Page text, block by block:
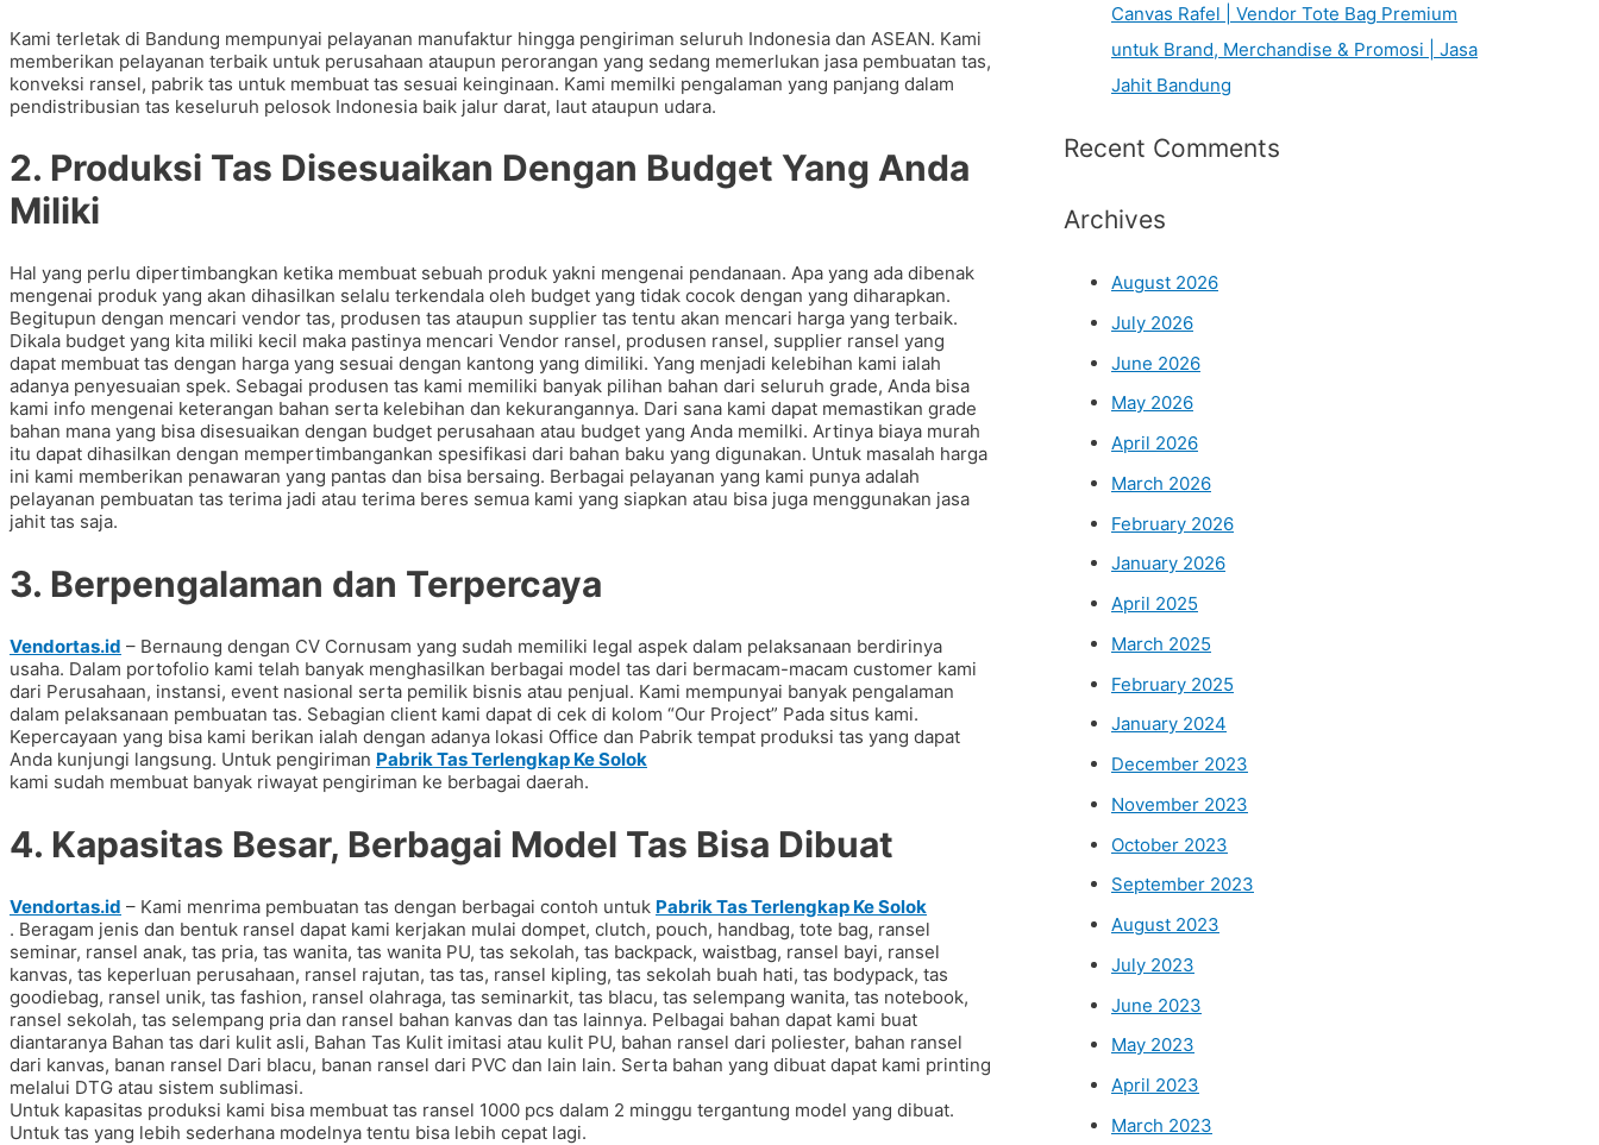
Kami terletak di Bandung mempunyai pelayanan manufaktur hingga pengiriman seluruh Indonesia dan ASEAN. Kami
memberikan pelayanan terbaik untuk perusahaan ataupun perorangan yang sedang memerlukan jasa pembuatan tas,
konveksi ransel, pabrik tas untuk membuat tas sesuai keinginaan. Kami memilki pengalaman yang panjang dalam
pendistribusian tas keseluruh pelosok Indonesia baik jalur darat, laut ataupun udara.
2. Produksi Tas Disesuaikan Dengan Budget Yang Anda
Miliki
Hal yang perlu dipertimbangkan ketika membuat sebuah produk yakni mengenai pendanaan. Apa yang ada dibenak
mengenai produk yang akan dihasilkan selalu terkendala oleh budget yang tidak cocok dengan yang diharapkan.
Begitupun dengan mencari vendor tas, produsen tas ataupun supplier tas tentu akan mencari harga yang terbaik.
Dikala budget yang kita miliki kecil maka pastinya mencari Vendor ransel, produsen ransel, supplier ransel yang
dapat membuat tas dengan harga yang sesuai dengan kantong yang dimiliki. Yang menjadi kelebihan kami ialah
adanya penyesuaian spek. Sebagai produsen tas kami memiliki banyak pilihan bahan dari seluruh grade, Anda bisa
kami info mengenai keterangan bahan serta kelebihan dan kekurangannya. Dari sana kami dapat memastikan grade
bahan mana yang bisa disesuaikan dengan budget perusahaan atau budget yang Anda memilki. Artinya biaya murah
itu dapat dihasilkan dengan mempertimbangankan spesifikasi dari bahan baku yang digunakan. Untuk masalah harga
ini kami memberikan penawaran yang pantas dan bisa bersaing. Berbagai pelayanan yang kami punya adalah
pelayanan pembuatan tas terima jadi atau terima beres semua kami yang siapkan atau bisa juga menggunakan jasa
jahit tas saja.
3. Berpengalaman dan Terpercaya
Vendortas.id – Bernaung dengan CV Cornusam yang sudah memiliki legal aspek dalam pelaksanaan berdirinya
usaha. Dalam portofolio kami telah banyak menghasilkan berbagai model tas dari bermacam-macam customer kami
dari Perusahaan, instansi, event nasional serta pemilik bisnis atau penjual. Kami mempunyai banyak pengalaman
dalam pelaksanaan pembuatan tas. Sebagian client kami dapat di cek di kolom “Our Project” Pada situs kami.
Kepercayaan yang bisa kami berikan ialah dengan adanya lokasi Office dan Pabrik tempat produksi tas yang dapat
Anda kunjungi langsung. Untuk pengiriman Pabrik Tas Terlengkap Ke Solok
kami sudah membuat banyak riwayat pengiriman ke berbagai daerah.
4. Kapasitas Besar, Berbagai Model Tas Bisa Dibuat
Vendortas.id – Kami menrima pembuatan tas dengan berbagai contoh untuk Pabrik Tas Terlengkap Ke Solok
. Beragam jenis dan bentuk ransel dapat kami kerjakan mulai dompet, clutch, pouch, handbag, tote bag, ransel
seminar, ransel anak, tas pria, tas wanita, tas wanita PU, tas sekolah, tas backpack, waistbag, ransel bayi, ransel
kanvas, tas keperluan perusahaan, ransel rajutan, tas tas, ransel kipling, tas sekolah buah hati, tas bodypack, tas
goodiebag, ransel unik, tas fashion, ransel olahraga, tas seminarkit, tas blacu, tas selempang wanita, tas notebook,
ransel sekolah, tas selempang pria dan ransel bahan kanvas dan tas lainnya. Pelbagai bahan dapat kami buat
diantaranya Bahan tas dari kulit asli, Bahan Tas Kulit imitasi atau kulit PU, bahan ransel dari poliester, bahan ransel
dari kanvas, banan ransel Dari blacu, banan ransel dari PVC dan lain lain. Serta bahan yang dibuat dapat kami printing
melalui DTG atau sistem sublimasi.
Untuk kapasitas produksi kami bisa membuat tas ransel 1000 pcs dalam 2 minggu tergantung model yang dibuat.
Untuk tas yang lebih sederhana modelnya tentu bisa lebih cepat lagi.
Canvas Rafel | Vendor Tote Bag Premium
untuk Brand, Merchandise & Promosi | Jasa
Jahit Bandung
Recent Comments
Archives
August 2026
July 2026
June 2026
May 2026
April 2026
March 2026
February 2026
January 2026
April 2025
March 2025
February 2025
January 2024
December 2023
November 2023
October 2023
September 2023
August 2023
July 2023
June 2023
May 2023
April 2023
March 2023